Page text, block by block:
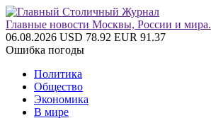
Главные новости Москвы, России и мира.
06.08.2026 USD 78.92 EUR 91.37
Ошибка погоды
Политика
Общество
Экономика
В мире